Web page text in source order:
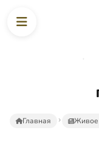
Главная Живое